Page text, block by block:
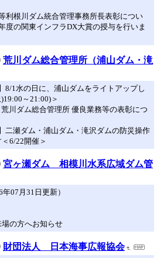
根川ダム統合管理事務所長表彰につい
の関東インフラDX大賞の授与を⾏いま
荒川ダム総合管理所（浦山ダム・滝
8/1水の日に、浦山ダムをライトアップし
～21:00)＞
川ダム総合管理所 優良業務等の表彰につ
二瀬ダム・浦山ダム・滝沢ダムの防災操作
6/22開催＞
宮ヶ瀬ダム 相模川水系広域ダム管
07月31日更新）
場の方へお知らせ
財団法人 日本海事広報協会